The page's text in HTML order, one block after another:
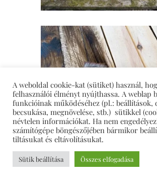
Bármelyik anyagot is
mindenképpen végezz próbát egy
A weboldal cookie-kat (sütiket) használ,
felhasználói élményt nyújthassa. A weblap
funkcióinak működéséhez (pl.: beállítások,
becsukása, megnövelése, stb.) sütikkel
névtelen információkat. Ha nem
számítógépe böngészőjében bármikor
tiltásukat és eltávolításukat.
Sütik beállítása Összes elfogadása